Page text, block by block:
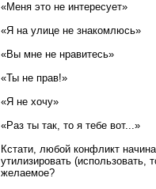
«Меня это не интересует»
«Я на улице не знакомлюсь»
«Вы мне не нравитесь»
«Ты не прав!»
«Я не хочу»
«Раз ты так, то я тебе вот...»
Кстати, любой конфликт
утилизировать (использовать,
желаемое?